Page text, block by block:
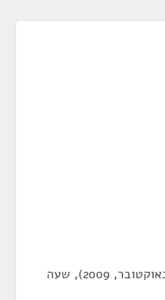
‏יום שלישי, ט' בחשון התש"ע (‏27 באוקטובר, 2009), שעה